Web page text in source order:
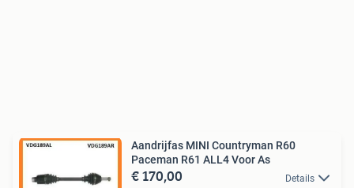
Aandrijfas MINI Countryman R60
Paceman R61 ALL4 Voor As
€ 170,00 Details